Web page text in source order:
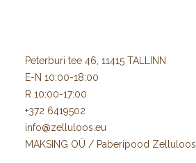
Peterburi tee 46, 11415 TALLINN
E-N 10:00-18:00
R 10:00-17:00
+372 6419502
info@zelluloos.eu
MAKSING OÜ / Paberipood Zelluloos